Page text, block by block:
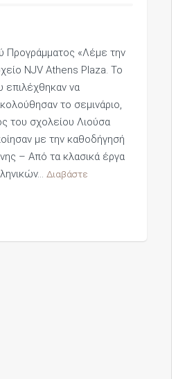
Προγράμματος «Λέμε την
NJV Athens Plaza. Το
επιλέχθηκαν να
το σεμινάριο,
του σχολείου Λιούσα
με την καθοδήγησή
– Από τα κλασικά έργα
Διαβάστε